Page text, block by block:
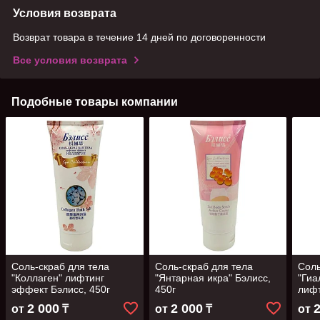
Условия возврата
Возврат товара в течение 14 дней по договоренности
Все условия возврата
Подобные товары компании
Соль-скраб для тела
"Коллаген" лифтинг
эффект Бэлисс, 450г
от 2 000 ₸
Соль-скраб для тела
"Янтарная икра" Бэлисс,
450г
от 2 000₸ от